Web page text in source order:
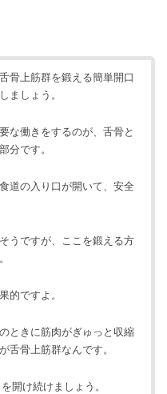
骨上筋群を鍛える簡単開口
ましょう。
な働きをするのが、舌骨と
分です。
道の入り口が開いて、安全
うですが、ここを鍛える方
的ですよ。
ときに筋肉がぎゅっと収縮
舌骨上筋群なんです。
開け続けましょう。